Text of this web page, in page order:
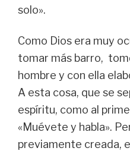
solo».
Como Dios era muy
tomar más barro,
hombre y con ella
A esta cosa, que se
espíritu, como al
«Muévete y habla».
previamente creada,